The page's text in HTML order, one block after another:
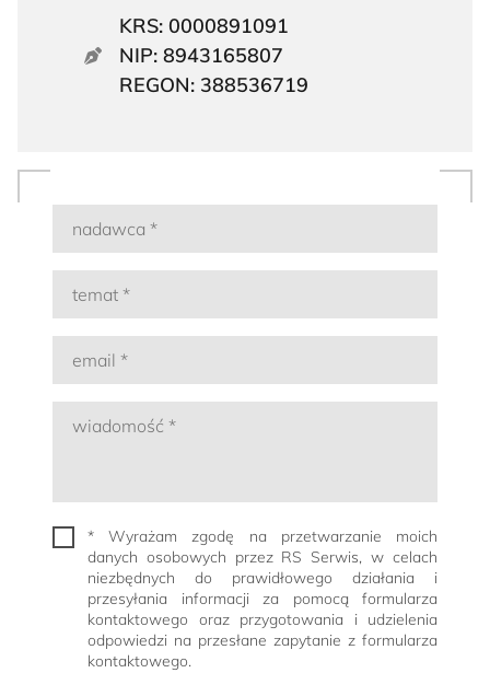
KRS: 0000891091
NIP: 8943165807
REGON: 388536719
* Wyrażam zgodę na przetwarzanie moich
danych osobowych przez RS Serwis, w celach
niezbędnych do prawidłowego działania i
przesyłania informacji za pomocą formularza
kontaktowego oraz przygotowania i udzielenia
odpowiedzi na przesłane zapytanie z formularza
kontaktowego.